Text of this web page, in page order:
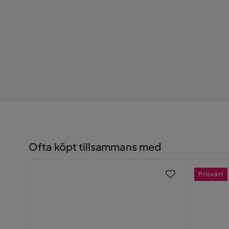
Ofta köpt tillsammans med
Prisvärt